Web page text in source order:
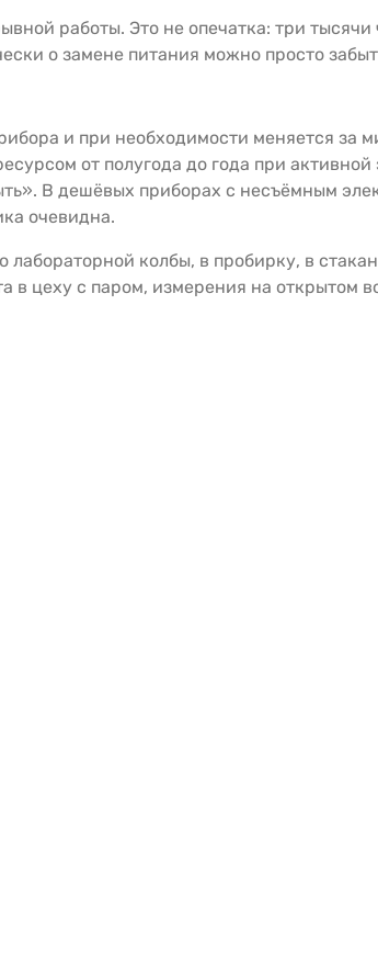
работы. Это не опечатка: три тысячи
о замене питания можно просто
и при необходимости меняется за
от полугода до года при
В дешёвых приборах с несъёмным
очевидна.
колбы, в пробирку, в
в цеху с паром, измерения на открытом